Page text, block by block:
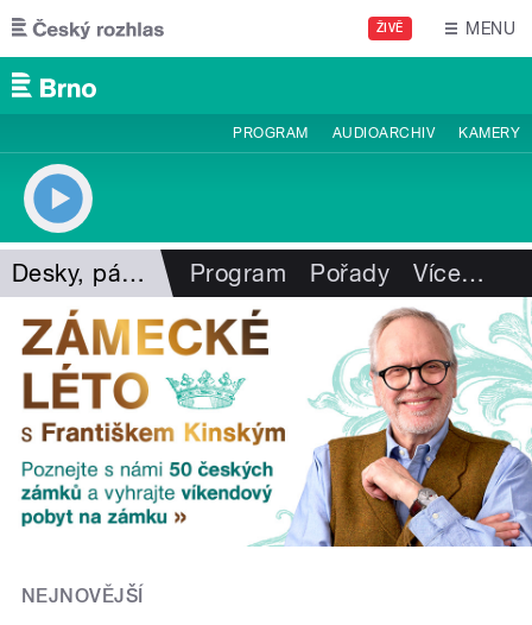
Přejít k hlavnímu obsahu
ŽIVĚ MENU
PROGRAM AUDIOARCHIV KAMERY
Desky, pásky, vzpomínky Program Pořady Více…
NEJNOVĚJŠÍ